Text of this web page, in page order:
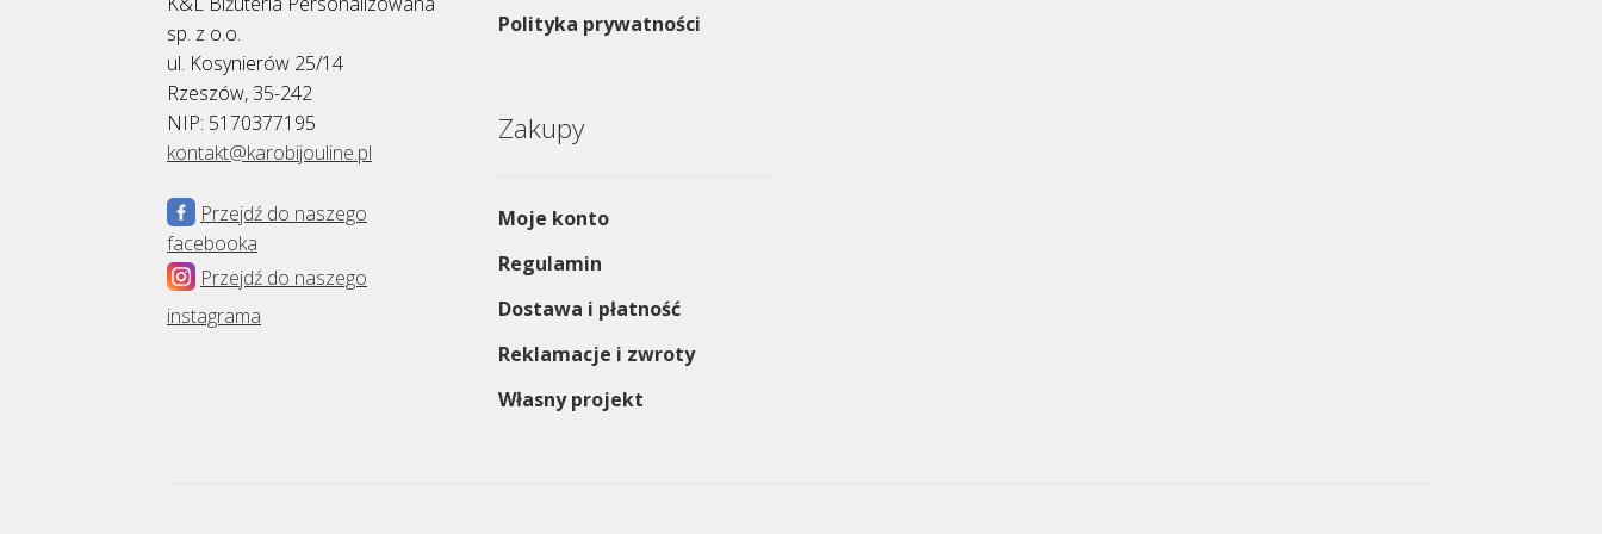
sp. z o.o.
ul. Kosynierów 25/14
Rzeszów, 35-242
NIP: 5170377195
kontakt@karobijouline.pl
Przejdź do naszego
facebooka
Przejdź do naszego
instagrama
Polityka prywatności
Zakupy
Moje konto
Regulamin
Dostawa i płatność
Reklamacje i zwroty
Własny projekt